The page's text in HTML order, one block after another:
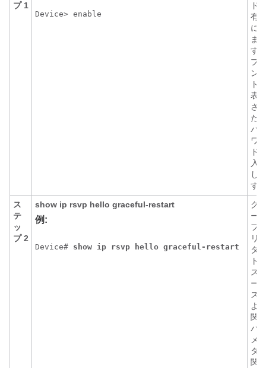
プ 1
Device> enable
ド
有
に
ま
す
プ
ン
ト
表
さ
た
パ
ワ
ド
入
し
す
ス
テ
ッ
プ 2
show ip rsvp hello graceful-restart
例:
Device# show ip rsvp hello graceful-restart
グ
ー
フ
リ
タ
ト
ス
ー
ス
よ
関
パ
メ
タ
関